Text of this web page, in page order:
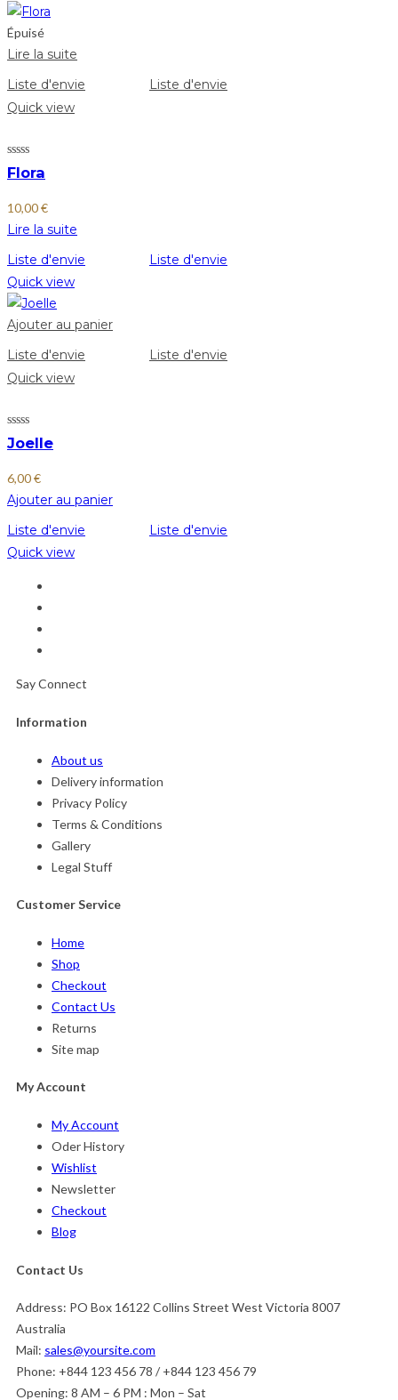
Épuisé
Lire la suite
Liste d'envie
Liste d'envie
Quick view
Flora
10,00€
Lire la suite
Liste d'envie
Liste d'envie
Quick view
Ajouter au panier
Liste d'envie
Liste d'envie
Quick view
Joelle
6,00€
Ajouter au panier
Liste d'envie
Liste d'envie
Quick view
Say Connect
Information
About us
Delivery information
Privacy Policy
Terms & Conditions
Gallery
Legal Stuff
Customer Service
Home
Shop
Checkout
Contact Us
Returns
Site map
My Account
My Account
Oder History
Wishlist
Newsletter
Checkout
Blog
Contact Us
Address: PO Box 16122 Collins Street West Victoria 8007
Australia
Mail: sales@yoursite.com
Phone: +844 123 456 78 / +844 123 456 79
Opening: 8 AM – 6 PM : Mon – Sat